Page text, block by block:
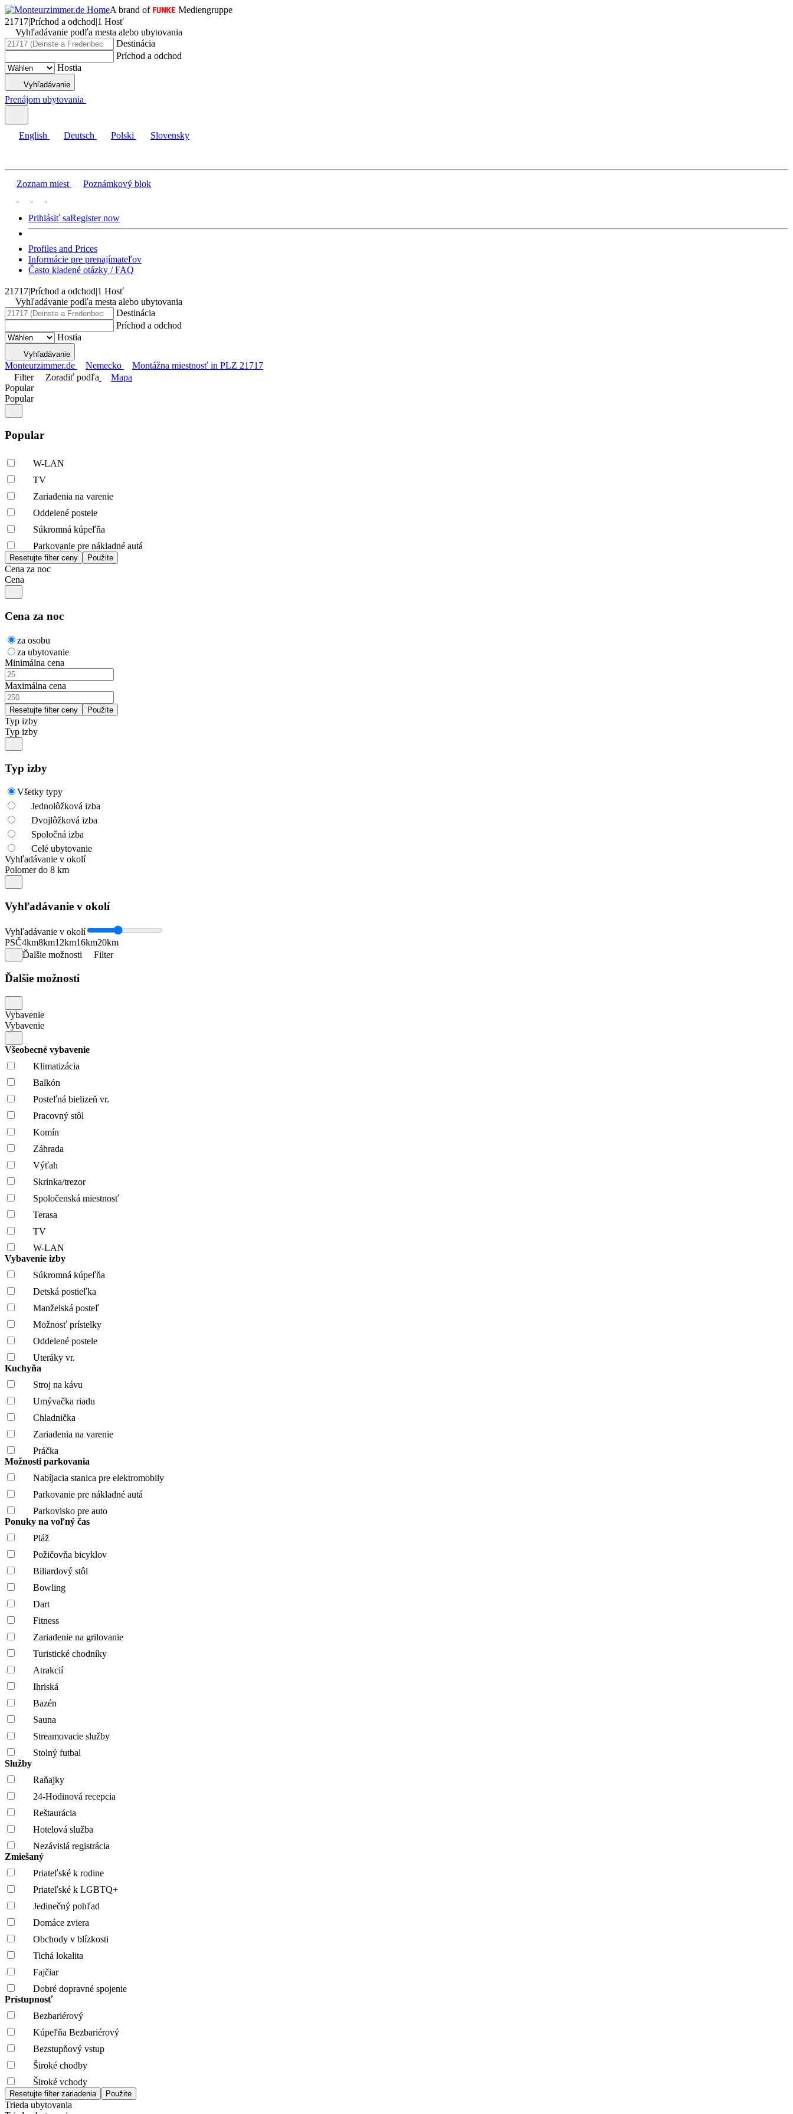
A brand of
Mediengruppe
21717|Príchod a odchod|1 Hosť
Vyhľadávanie podľa mesta alebo ubytovania
Destinácia
Príchod a odchod
Hostia
Vyhľadávanie
Prenájom ubytovania
English Deutsch Polski Slovensky
Zoznam miest Poznámkový blok
Prihlásiť saRegister now
Profiles and Prices
Informácie pre prenajímateľov
Často kladené otázky / FAQ
21717|Príchod a odchod|1 Hosť
Vyhľadávanie podľa mesta alebo ubytovania
Destinácia
Príchod a odchod
Hostia
Vyhľadávanie
Monteurzimmer.de Nemecko
Montážna miestnosť in PLZ 21717
Filter
Zoradiť podľa
Mapa
Popular
Popular
Popular
W-LAN
TV
Zariadenia na varenie
Oddelené postele
Súkromná kúpeľňa
Parkovanie pre nákladné autá
Cena za noc
Cena
Cena za noc
za osobu
za ubytovanie
Minimálna cena
Maximálna cena
Typ izby
Typ izby
Typ izby
Všetky typy
Jednolôžková izba
Dvojlôžková izba
Spoločná izba
Celé ubytovanie
Vyhľadávanie v okolí
Polomer do 8 km
Vyhľadávanie v okolí
Vyhľadávanie v okolí
PSČ4km8km12km16km20km
Ďalšie možnosti
Filter
Ďalšie možnosti
Vybavenie
Vybavenie
Všeobecné vybavenie
Klimatizácia
Balkón
Posteľná bielizeň vr.
Pracovný stôl
Komín
Záhrada
Výťah
Skrinka/trezor
Spoločenská miestnosť
Terasa
TV
W-LAN
Vybavenie izby
Súkromná kúpeľňa
Detská postieľka
Manželská posteľ
Možnosť prístelky
Oddelené postele
Uteráky vr.
Kuchyňa
Stroj na kávu
Umývačka riadu
Chladnička
Zariadenia na varenie
Práčka
Možnosti parkovania
Nabíjacia stanica pre elektromobily
Parkovanie pre nákladné autá
Parkovisko pre auto
Ponuky na voľný čas
Pláž
Požičovňa bicyklov
Biliardový stôl
Bowling
Dart
Fitness
Zariadenie na grilovanie
Turistické chodníky
Atrakcií
Ihriská
Bazén
Sauna
Streamovacie služby
Stolný futbal
Služby
Raňajky
24-Hodinová recepcia
Reštaurácia
Hotelová služba
Nezávislá registrácia
Zmiešaný
Priateľské k rodine
Priateľské k LGBTQ+
Jedinečný pohľad
Domáce zviera
Obchody v blízkosti
Tichá lokalita
Fajčiar
Dobré dopravné spojenie
Prístupnosť
Bezbariérový
Kúpeľňa Bezbariérový
Bezstupňový vstup
Široké chodby
Široké vchody
Trieda ubytovania